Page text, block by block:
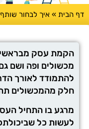
דף הבית » איך לבחור
הקמת עסק
מכשולים ופה ושם
להתמודד לאורך
חלק מהמכשולים
מרגע בו התחיל
לעשות כל